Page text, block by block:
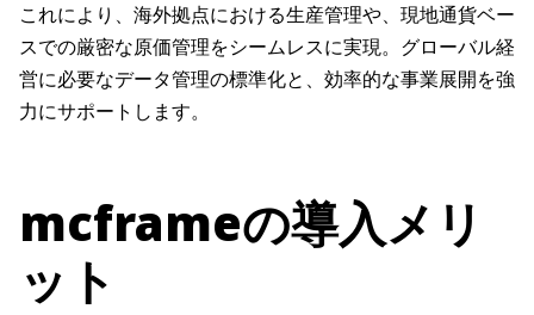
これにより、海外拠点における生産管理や、現地通貨ベー
スでの厳密な原価管理をシームレスに実現。グローバル経
営に必要なデータ管理の標準化と、効率的な事業展開を強
力にサポートします。
mcframeの導入メリ
ット